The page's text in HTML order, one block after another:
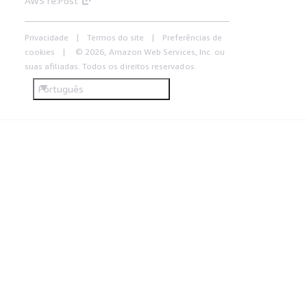
Privacidade Termos do site
Preferências de
cookies
© 2026, Amazon Web Services, Inc. ou
suas afiliadas. Todos os direitos reservados.
Português